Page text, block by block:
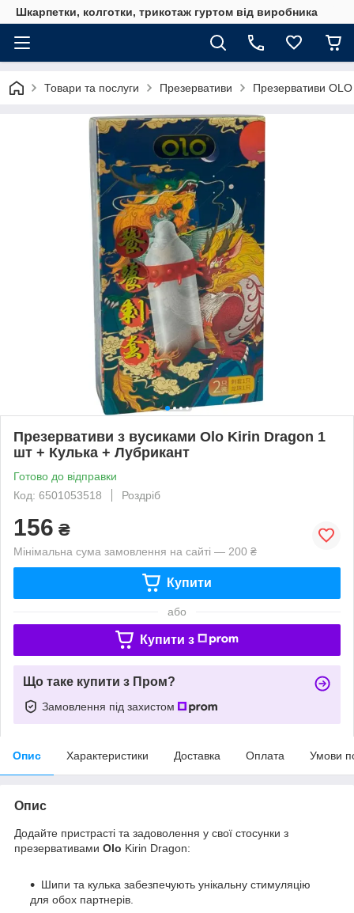
Шкарпетки, колготки, трикотаж гуртом від виробника
Товари та послуги Презервативи Презервативи OLO
Презервативи з вусиками Olo Kirin Dragon 1
шт + Кулька + Лубрикант
Готово до відправки
Код: 6501053518
Роздріб
156 ₴
Мінімальна сума замовлення на сайті — 200 ₴
Купити
або
Купити з
Що таке купити з Пром?
Замовлення під захистом
Опис Характеристики Доставка Оплата Умови
Опис
Додайте пристрасті та задоволення у свої стосунки з
презервативами Olo Kirin Dragon:
Шипи та кулька забезпечують унікальну стимуляцію
для обох партнерів.